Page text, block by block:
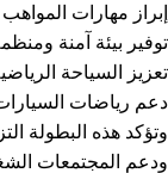
إبراز مهارات المواهب
توفير بيئة آمنة
تعزيز السياحة
دعم رياضات السيارات
وتؤكد هذه البطولة
ودعم المجتمعات